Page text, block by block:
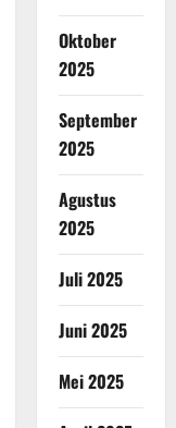
Oktober
2025
September
2025
Agustus
2025
Juli 2025
Juni 2025
Mei 2025